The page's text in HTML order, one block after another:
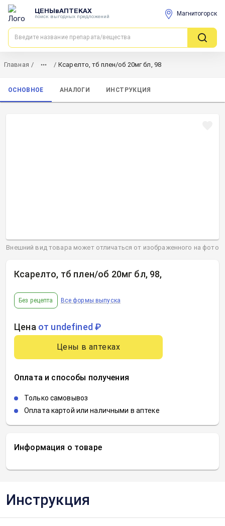
ЦЕНЫвАПТЕКАХ
поиск выгодных предложений Магнитогорск
Главная / / Ксарелто, тб плен/об 20мг бл, 98
ОСНОВНОЕ АНАЛОГИ ИНСТРУКЦИЯ
Информация о товаре
Ксарелто, тб плен/об 20мг бл, 98,
Без рецепта Все формы выпуска
Цена от undefined ₽
Цены в аптеках
Оплата и способы получения
Только самовывоз
Оплата картой или наличными в аптеке
Внешний вид товара может отличаться от изображенного на фото
Инструкция